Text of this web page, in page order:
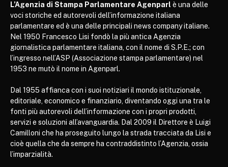
L’Agenzia di Stampa Parlamentare Agenparl è una delle
voci storiche ed autorevoli dell’informazione italiana
parlamentare ed è una delle principali news company italiane.
Nel 1950 Francesco Lisi fondò la più antica Agenzia
giornalistica parlamentare italiana, con il nome di S.P.E.; con
l’ingresso nell’ASP (Associazione stampa parlamentare) nel
1953 ne mutò il nome in Agenparl.
Dal 1955 affianca con i suoi notiziari il mondo istituzionale,
editoriale, economico e finanziario, diventando oggi una tra le
fonti più autorevoli dell’informazione con i propri prodotti,
servizi e soluzioni all’avanguardia. Dal 2009 il Direttore è Luigi
Camilloni che ha proseguito lungo la strada tracciata da Lisi e
cioè quella che da sempre ha contraddistinto l’Agenzia, ossia
l’imparzialità.